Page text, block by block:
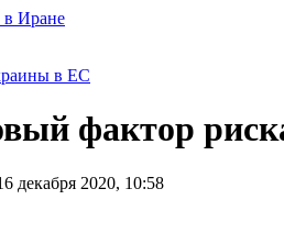
Иране
в ЕС
фактор
декабря 2020, 10:58